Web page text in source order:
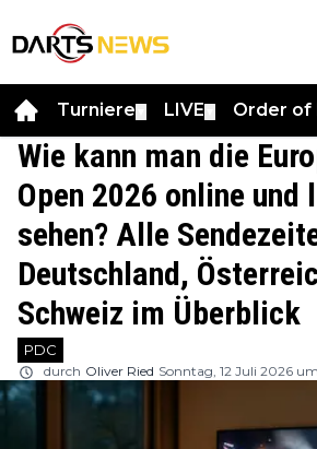
Turniere LIVE Order of
Wie kann man die
Open 2026 online und
sehen? Alle
Deutschland,
Schweiz im Überblick
PDC
durch Oliver Ried Sonntag, 12 Juli 2026